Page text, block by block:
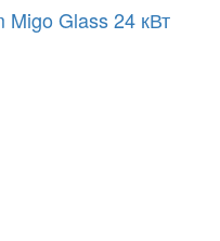
Migo Glass 24 кВт